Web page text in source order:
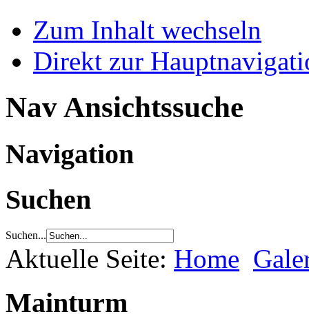
Zum Inhalt wechseln
Direkt zur
Nav Ansichtssuche
Navigation
Suchen
Suchen...
Aktuelle Seite: Home
Mainturm